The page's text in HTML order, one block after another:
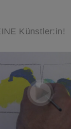
Künstler:in!